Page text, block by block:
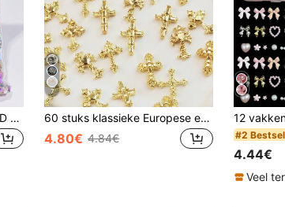
50g/Zak (500-600 stuks) 3D gemengde kleur nagelkunstdecoraties, verschillende vormen waaronder harten, bloemen, strikken, enz., hars platte nagel strassdecoraties, geschikt voor nagelkunst DIY-knutselen, sieradenaccessoires, nagelbenodigdheden, nagelstenen nagelcharms
7
60 stuks klassieke Europese en Amerikaanse luxe metalen kruisnagelaccessoires, 6 gemengde stijlen in goudkleur, gotische metalen minimalistische nagelsieraden, geschikt voor meisjes en vrouwen, nageldecoratie, Y2K retro kruisnagelornament, nagelbenodigdheden, nagels, nagelbedels, nageljuwelen
4.80€ 4.84€ #2
4.44€
Veel